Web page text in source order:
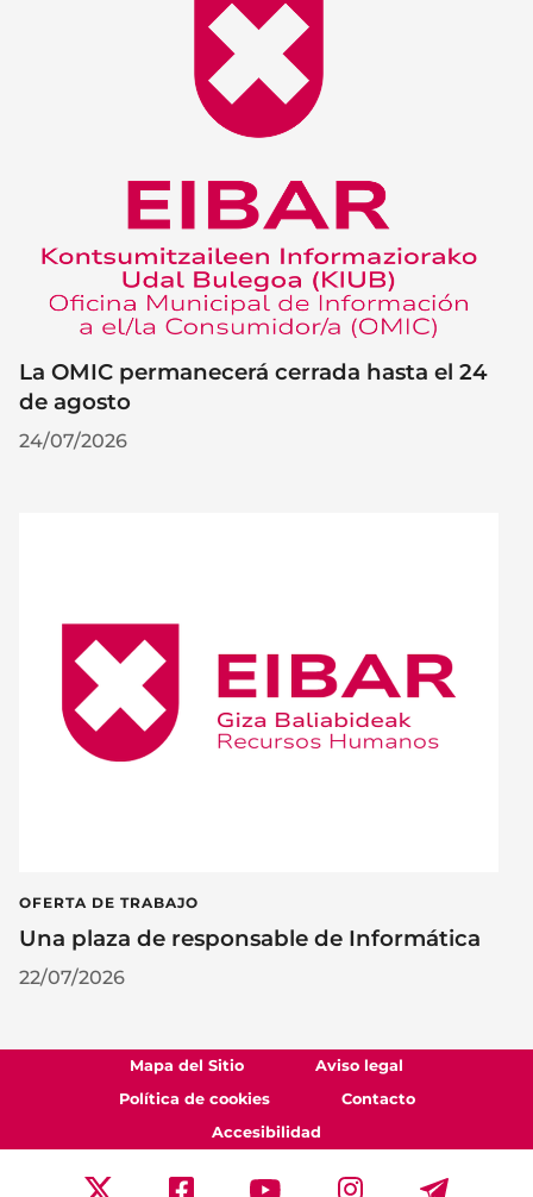
La OMIC permanecerá cerrada hasta el 24
de agosto
24/07/2026
OFERTA DE TRABAJO
Una plaza de responsable de Informática
22/07/2026
Mapa del Sitio
Aviso legal
Política de cookies
Contacto
Accesibilidad